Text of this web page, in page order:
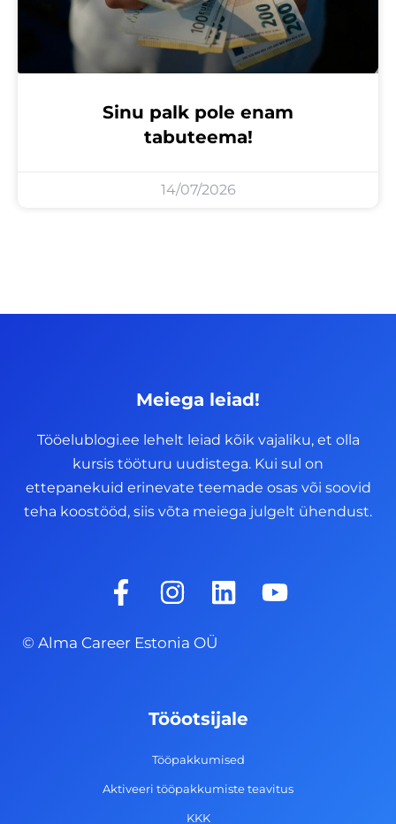
Sinu palk pole enam
tabuteema!
14/07/2026
Meiega leiad!
Tööelublogi.ee lehelt leiad kõik vajaliku, et olla
kursis tööturu uudistega. Kui sul on
ettepanekuid erinevate teemade osas või soovid
teha koostööd, siis võta meiega julgelt ühendust.
F
a
e
-
I
n
s
t
g
r
a
m
L
i
d
i
n
Y
o
© Alma Career Estonia OÜ
Tööotsijale
Tööpakkumised
Aktiveeri tööpakkumiste teavitus
KKK